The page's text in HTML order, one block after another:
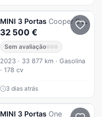
MINI 3 Portas Cooper S Resolute Edition Auto
32 500 €
Sem avaliação
2023 · 33 877 km · Gasolina
· 178 cv
3 dias atrás
MINI 3 Portas One